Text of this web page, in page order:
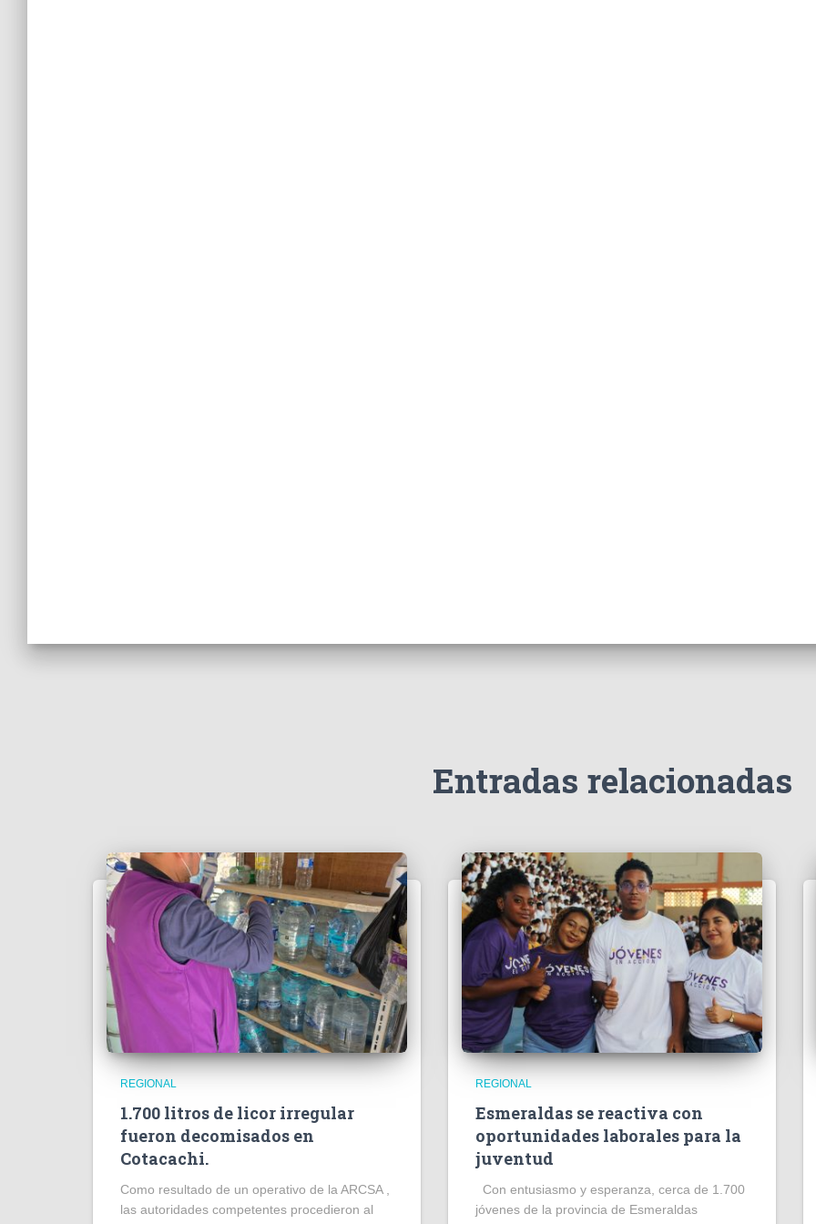
Entradas relacionadas
REGIONAL
1.700 litros de licor irregular
fueron decomisados en
Cotacachi.
Como resultado de un operativo de la ARCSA ,
las autoridades competentes procedieron al
REGIONAL
Esmeraldas se reactiva con
oportunidades laborales para la
juventud
Con entusiasmo y esperanza, cerca de 1.700
jóvenes de la provincia de Esmeraldas